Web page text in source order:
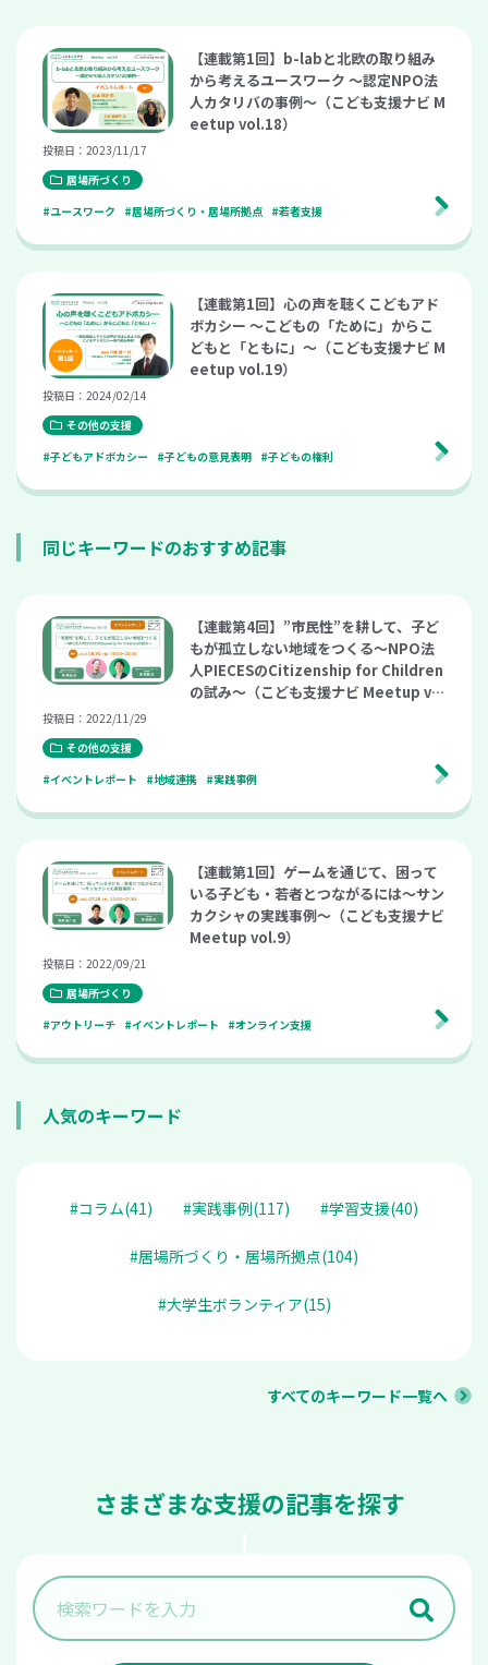
【連載第1回】b-labと北欧の取り組み
から考えるユースワーク 〜認定NPO法
人カタリバの事例〜（こども支援ナビ M
eetup vol.18）
投稿日：2023/11/17
居場所づくり
#ユースワーク
#居場所づくり・居場所拠点 #若者支援
【連載第1回】心の声を聴くこどもアド
ボカシー 〜こどもの「ために」からこ
どもと「ともに」〜（こども支援ナビ M
eetup vol.19）
投稿日：2024/02/14
その他の支援
#子どもアドボカシー
#子どもの意見表明 #子どもの権利
同じキーワードのおすすめ記事
【連載第4回】”市民性”を耕して、子ど
もが孤立しない地域をつくる～NPO法
人PIECESのCitizenship for Children
の試み～（こども支援ナビ Meetup vo
投稿日：2022/11/29
その他の支援
#イベントレポート
#地域連携 #実践事例
【連載第1回】ゲームを通じて、困って
いる子ども・若者とつながるには～サン
カクシャの実践事例～（こども支援ナビ
Meetup vol.9）
投稿日：2022/09/21
居場所づくり
#アウトリーチ
#イベントレポート #オンライン支援
人気のキーワード
#コラム(41) #実践事例(117) #学習支援(40)
#居場所づくり・居場所拠点(104)
#大学生ボランティア(15)
すべてのキーワード一覧へ
さまざまな支援の記事を探す